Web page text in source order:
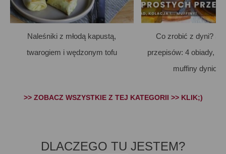
Naleśniki z młodą kapustą,
twarogiem i wędzonym tofu
Co zrobić z dyni? 5
przepisów: 4 obiady,
muffiny
>> ZOBACZ WSZYSTKIE Z TEJ KATEGORII >> KLIK;)
DLACZEGO TU JESTEM?